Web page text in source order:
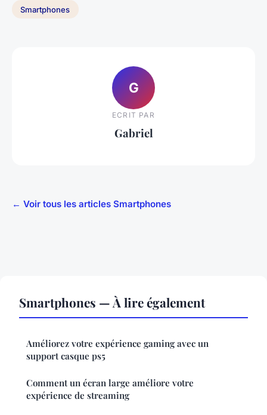
Smartphones
G
ECRIT PAR
Gabriel
← Voir tous les articles Smartphones
Smartphones — À lire également
Améliorez votre expérience gaming avec un
support casque ps5
Comment un écran large améliore votre
expérience de streaming